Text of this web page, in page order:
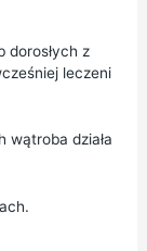
dorosłych z
leczeni
wątroba działa